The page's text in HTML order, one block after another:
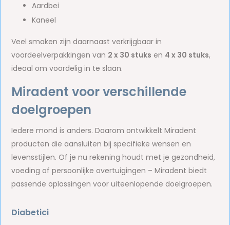
Aardbei
Kaneel
Veel smaken zijn daarnaast verkrijgbaar in
voordeelverpakkingen van 2 x 30 stuks en 4 x 30 stuks,
ideaal om voordelig in te slaan.
Miradent voor verschillende
doelgroepen
Iedere mond is anders. Daarom ontwikkelt Miradent
producten die aansluiten bij specifieke wensen en
levensstijlen. Of je nu rekening houdt met je gezondheid,
voeding of persoonlijke overtuigingen – Miradent biedt
passende oplossingen voor uiteenlopende doelgroepen.
Diabetici